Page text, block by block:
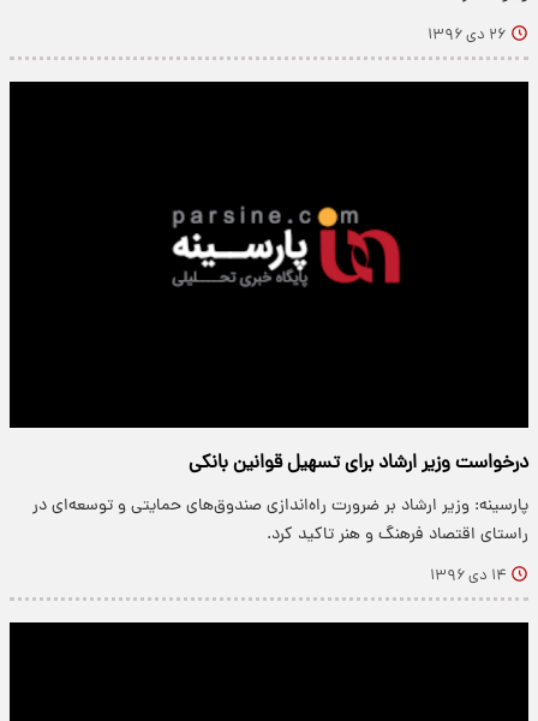
۲۶ دی ۱۳۹۶
درخواست وزیر ارشاد برای تسهیل قوانین بانکی
پارسینه: وزیر ارشاد بر ضرورت راه‌اندازی صندوق‌های حمایتی و توسعه‌ای در
راستای اقتصاد فرهنگ و هنر تاکید کرد.
۱۴ دی ۱۳۹۶